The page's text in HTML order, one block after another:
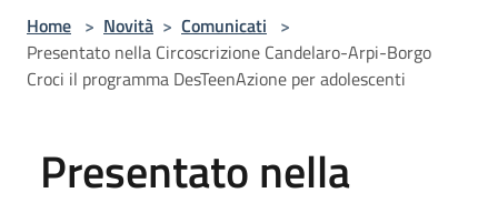
Home > Novità > Comunicati >
Presentato nella Circoscrizione Candelaro-Arpi-Borgo
Croci il programma DesTeenAzione per adolescenti
Presentato nella